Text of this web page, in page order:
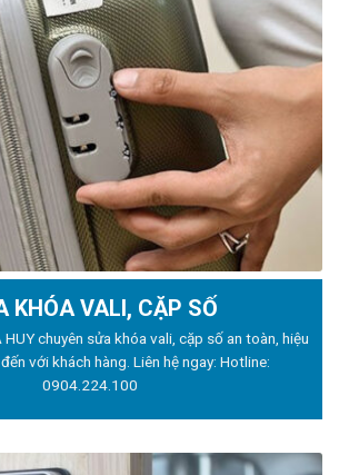
KHÓA VALI, CẶP SỐ
HUY chuyên sửa khóa vali, cặp số an toàn, hiệu
với khách hàng. Liên hệ ngay: Hotline:
0904.224.100